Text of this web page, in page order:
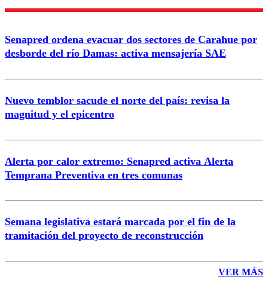
Enviar comentario
Senapred ordena evacuar dos sectores de Carahue por
desborde del río Damas: activa mensajería SAE
Nuevo temblor sacude el norte del país: revisa la
magnitud y el epicentro
Alerta por calor extremo: Senapred activa Alerta
Temprana Preventiva en tres comunas
Semana legislativa estará marcada por el fin de la
tramitación del proyecto de reconstrucción
VER MÁS